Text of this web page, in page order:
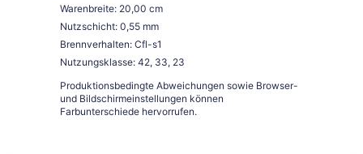
Warenbreite: 20,00 cm
Nutzschicht: 0,55 mm
Brennverhalten: Cfl-s1
Nutzungsklasse: 42, 33, 23